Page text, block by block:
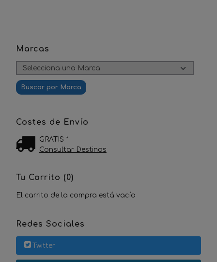
Marcas
Costes de Envío
GRATIS *
Consultar Destinos
Tu Carrito (0)
El carrito de la compra está vacío
Redes Sociales
Twitter